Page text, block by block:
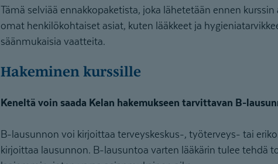
Tämä selviää ennakkopaketista, joka lähetetään ennen
omat henkilökohtaiset asiat, kuten lääkkeet ja
säänmukaisia vaatteita.
Hakeminen kurssille
Keneltä voin saada Kelan hakemukseen tarvittavan B-
B-lausunnon voi kirjoittaa terveyskeskus-, työterveys- tai
kirjoittaa lausunnon. B-lausuntoa varten lääkärin tulee tehdä